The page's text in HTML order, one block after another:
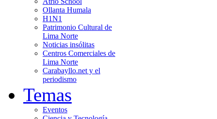
Ollanta Humala
H1N1
Patrimonio Cultural de
Lima Norte
Noticias insólitas
Centros Comerciales de
Lima Norte
Carabayllo.net y el
periodismo
Temas
Eventos